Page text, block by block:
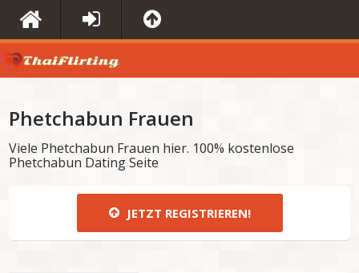
Phetchabun Frauen
Viele Phetchabun Frauen hier. 100% kostenlose
Phetchabun Dating Seite
JETZT REGISTRIEREN!